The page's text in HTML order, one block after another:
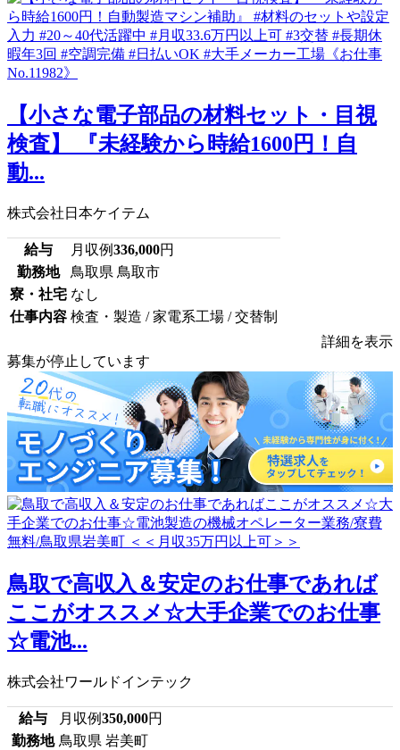
【小さな電子部品の材料セット・目視
検査】 『未経験から時給1600円！自
動...
株式会社日本ケイテム
給与 月収例336,000円
勤務地
鳥取県 鳥取市
寮・社宅 なし
仕事内容 検査・製造 / 家電系工場 / 交替制
詳細を表示
募集が停止しています
鳥取で高収入＆安定のお仕事であれば
ここがオススメ☆大手企業でのお仕事
☆電池...
株式会社ワールドインテック
給与 月収例350,000円
勤務地 鳥取県 岩美町